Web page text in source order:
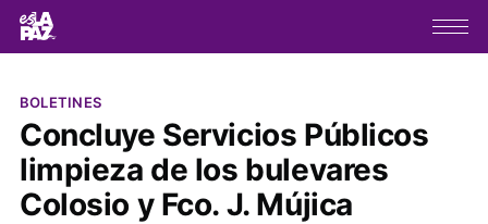
BOLETINES
Concluye Servicios Públicos
limpieza de los bulevares
Colosio y Fco. J. Mújica